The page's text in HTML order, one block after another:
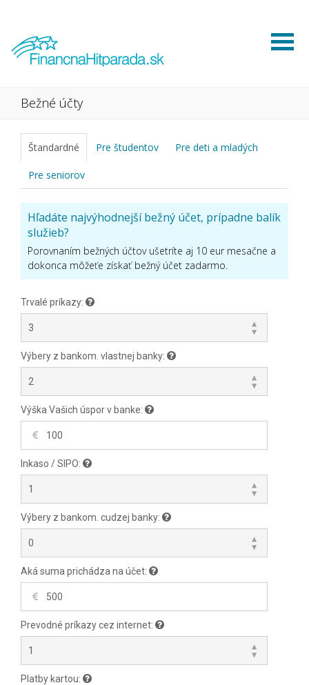
Bežné účty
Štandardné Pre študentov Pre deti a mladých
Pre seniorov
Hľadáte najvýhodnejší bežný účet, prípadne balík
služieb?
Porovnaním bežných účtov ušetríte aj 10 eur mesačne a
dokonca môžeťe získať bežný účet zadarmo.
Trvalé príkazy:
Výbery z bankom. vlastnej banky:
Výška Vašich úspor v banke:
Inkaso / SIPO:
Výbery z bankom. cudzej banky:
Aká suma prichádza na účet:
Prevodné príkazy cez internet:
Platby kartou: